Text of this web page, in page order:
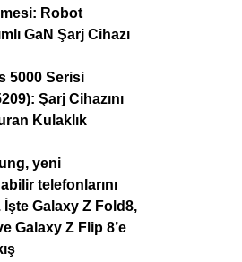
Robot
GaN Şarj Cihazı
5000 Serisi
Şarj Cihazını
Kulaklık
yeni
telefonlarını
İşte Galaxy Z Fold8,
Galaxy Z Flip 8’e